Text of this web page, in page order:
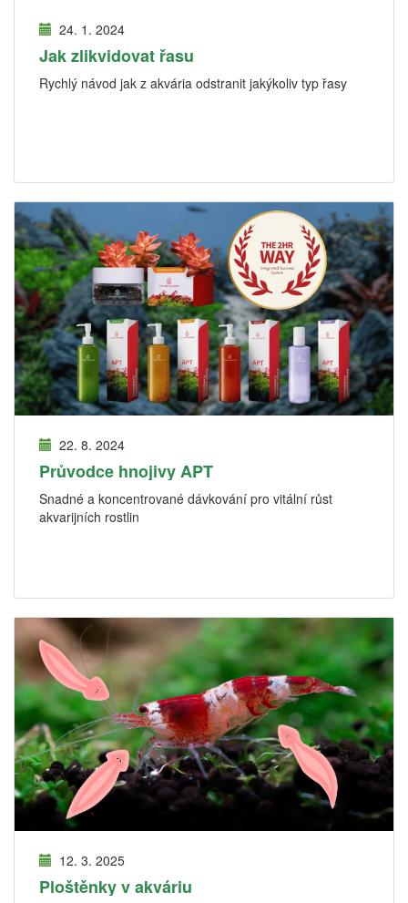
24. 1. 2024
Jak zlikvidovat řasu
Rychlý návod jak z akvária odstranit jakýkoliv typ řasy
22. 8. 2024
Průvodce hnojivy APT
Snadné a koncentrované dávkování pro vitální růst
akvarijních rostlin
12. 3. 2025
Ploštěnky v akváriu